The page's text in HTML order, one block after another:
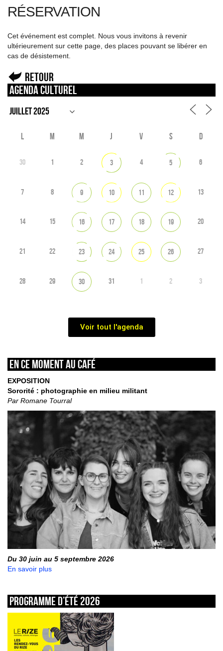
RÉSERVATION
Cet événement est complet. Nous vous invitons à revenir
ultérieurement sur cette page, des places pouvant se libérer en
cas de désistement.
Retour
Agenda culturel
L M M J V S D
30 1 2 3 4 5 6
7 8 9 10 11 12 13
14 15 16 17 18 19 20
21 22 23 24 25 26 27
28 29 30 31 1 2 3
Voir tout l'agenda
En ce moment au café
EXPOSITION
Sororité : photographie en milieu militant
Par Romane Tourral
Du 30 juin au 5 septembre 2026
En savoir plus
Programme d’été 2026